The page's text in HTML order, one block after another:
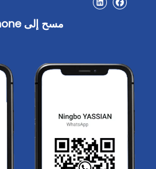
مسح إلى mobliephone الخاص بك